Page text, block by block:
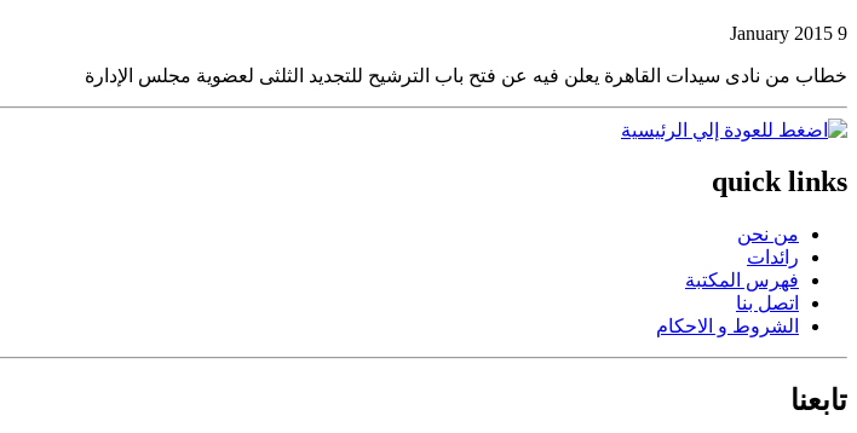
9 January 2015
خطاب من نادى سيدات القاهرة يعلن فيه عن فتح باب الترشيح للتجديد الثلثى لعضوية مجلس الإدارة
quick links
من نحن
رائدات
فهرس المكتبة
اتصل بنا
الشروط و الاحكام
تابعنا